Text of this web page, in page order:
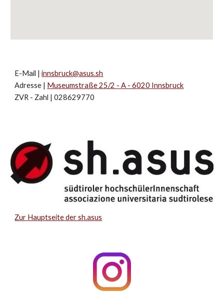
E-Mail |innsbruck@asus.sh
Adresse | Museumstraße 25/2 - A - 6020 Innsbruck
ZVR - Zahl | 028629770
Zur Hauptseite der sh.asus